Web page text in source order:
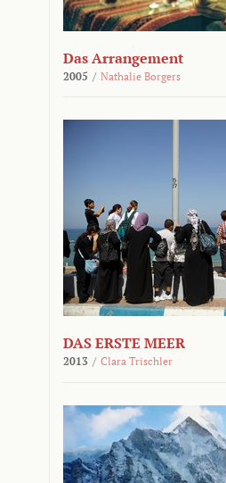
Das Arrangement
2005 / Nathalie Borgers
DAS ERSTE MEER
2013 / Clara Trischler